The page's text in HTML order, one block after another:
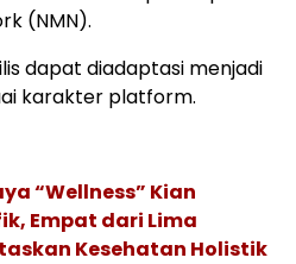
(NMN).
dapat diadaptasi menjadi
karakter platform.
“Wellness” Kian
Empat dari Lima
Kesehatan Holistik